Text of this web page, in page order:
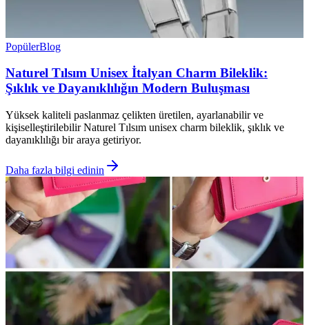
PopülerBlog
Naturel Tılsım Unisex İtalyan Charm Bileklik:
Şıklık ve Dayanıklılığın Modern Buluşması
Yüksek kaliteli paslanmaz çelikten üretilen, ayarlanabilir ve
kişiselleştirilebilir Naturel Tılsım unisex charm bileklik, şıklık ve
dayanıklılığı bir araya getiriyor.
Daha fazla bilgi edinin